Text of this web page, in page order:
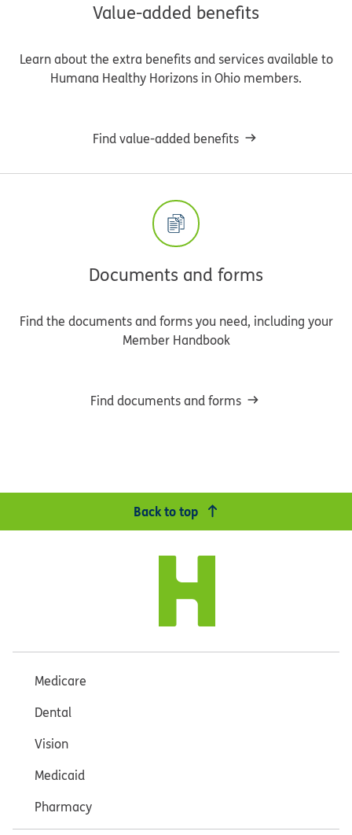
Value-added benefits
Learn about the extra benefits and services available to
Humana Healthy Horizons in Ohio members.
Find value-added benefits
Documents and forms
Find the documents and forms you need, including your
Member Handbook
Find documents and forms
Back to top
Medicare
Dental
Vision
Medicaid
Pharmacy